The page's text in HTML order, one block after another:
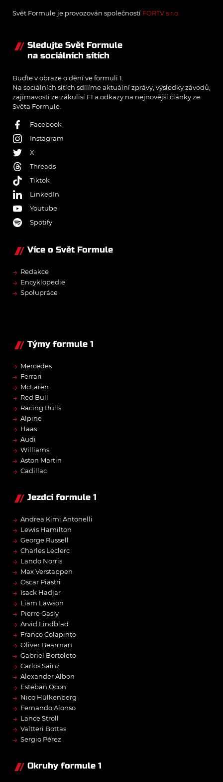
Svět Formule je provozován společností FORTV s.r.o.
Sledujte Svět Formule
na sociálních sítích
Buďte v obraze o dění ve formuli 1.
Na sociálních sítích sdílíme aktuální zprávy, výsledky závodů,
zajímavosti ze zákulisí F1 a odkazy na nejnovější články ze
Světa Formule.
Facebook
Instagram
X
Threads
Tiktok
LinkedIn
Youtube
Spotify
Více o Svět Formule
→ Redakce
→ Encyklopedie
→ Spolupráce
Týmy formule 1
→ Mercedes
→ Ferrari
→ McLaren
→ Red Bull
→ Racing Bulls
→ Alpine
→ Haas
→ Audi
→ Williams
→ Aston Martin
→ Cadillac
Jezdci formule 1
→ Andrea Kimi Antonelli
→ Lewis Hamilton
→ George Russell
→ Charles Leclerc
→ Lando Norris
→ Max Verstappen
→ Oscar Piastri
→ Isack Hadjar
→ Liam Lawson
→ Pierre Gasly
→ Arvid Lindblad
→ Franco Colapinto
→ Oliver Bearman
→ Gabriel Bortoleto
→ Carlos Sainz
→ Alexander Albon
→ Esteban Ocon
→ Nico Hülkenberg
→ Fernando Alonso
→ Lance Stroll
→ Valtteri Bottas
→ Sergio Pérez
Okruhy formule 1